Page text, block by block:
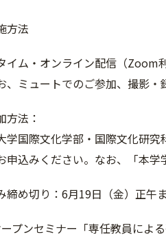
方法
イム・オンライン配信（Zoom
、ミュートでのご参加、撮影・
方法：
学国際文化学部・国際文化研
申込みください。なお、「本学
締め切り：6月19日（金）正午
ープンセミナー「専任教員によ